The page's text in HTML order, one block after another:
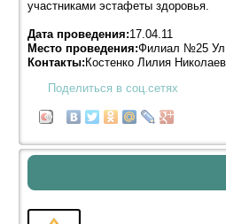
участниками эстафеты здоровья.
Дата проведения:17.04.11
Место проведения:Филиал №25
Контакты: Костенко Лилия
Поделиться в соц.сетях